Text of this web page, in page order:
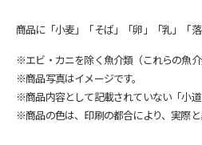
商品に「小麦」「そば」「卵」「乳」「
※エビ・カニを除く魚介類（これらの魚
※商品写真はイメージです。
※商品内容として記載されていない「小
※商品の色は、印刷の都合により、実際と